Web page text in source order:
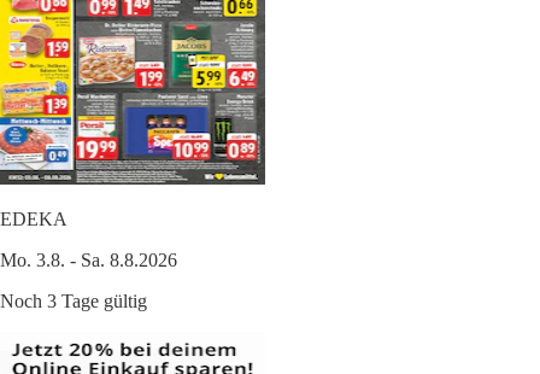
EDEKA
Mo. 3.8. - Sa. 8.8.2026
Noch 3 Tage gültig